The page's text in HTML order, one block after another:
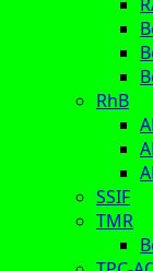
RhB
SSIF
TMR